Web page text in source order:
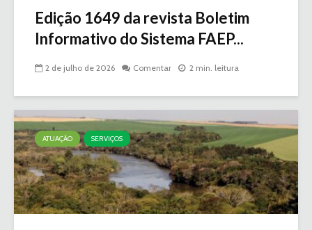
Edição 1649 da revista Boletim
Informativo do Sistema FAEP...
2 de julho de 2026 Comentar 2 min. leitura
ATUAÇÃO SERVIÇOS